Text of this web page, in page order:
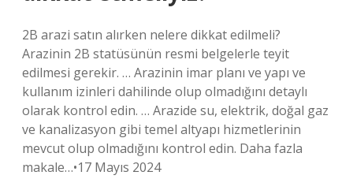
2B arazi satın alırken nelere dikkat edilmeli?
Arazinin 2B statüsünün resmi belgelerle teyit
edilmesi gerekir. … Arazinin imar planı ve yapı ve
kullanım izinleri dahilinde olup olmadığını detaylı
olarak kontrol edin. … Arazide su, elektrik, doğal gaz
ve kanalizasyon gibi temel altyapı hizmetlerinin
mevcut olup olmadığını kontrol edin. Daha fazla
makale…•17 Mayıs 2024